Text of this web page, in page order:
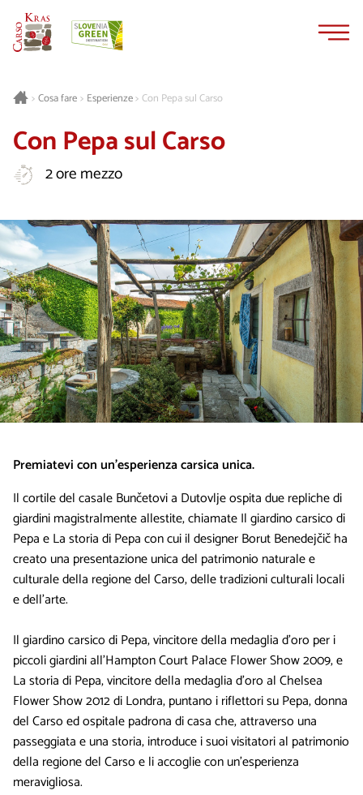
>Cosa fare> Esperienze>Con Pepa sul Carso
Con Pepa sul Carso
2 ore mezzo
Premiatevi con un’esperienza carsica unica.
Il cortile del casale Bunčetovi a Dutovlje ospita due repliche di
giardini magistralmente allestite, chiamate Il giardino carsico di
Pepa e La storia di Pepa con cui il designer Borut Benedejčič ha
creato una presentazione unica del patrimonio naturale e
culturale della regione del Carso, delle tradizioni culturali locali
e dell’arte.
Il giardino carsico di Pepa, vincitore della medaglia d’oro per i
piccoli giardini all’Hampton Court Palace Flower Show 2009, e
La storia di Pepa, vincitore della medaglia d’oro al Chelsea
Flower Show 2012 di Londra, puntano i riflettori su Pepa, donna
del Carso ed ospitale padrona di casa che, attraverso una
passeggiata e una storia, introduce i suoi visitatori al patrimonio
della regione del Carso e li accoglie con un’esperienza
meravigliosa.